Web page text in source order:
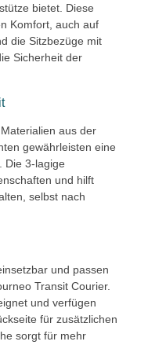
bietet. Diese
Komfort, auch auf
die Sitzbezüge mit
Sicherheit der
aus der
gewährleisten eine
Die 3-lagige
und hilft
selbst nach
und passen
Transit Courier.
und verfügen
für zusätzlichen
sorgt für mehr